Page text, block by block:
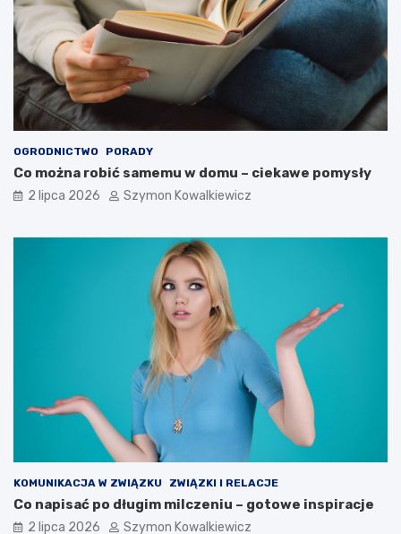
OGRODNICTWO PORADY
Co można robić samemu w domu – ciekawe pomysły
2 lipca 2026 Szymon Kowalkiewicz
KOMUNIKACJA W ZWIĄZKU ZWIĄZKI I RELACJE
Co napisać po długim milczeniu – gotowe inspiracje
2 lipca 2026 Szymon Kowalkiewicz